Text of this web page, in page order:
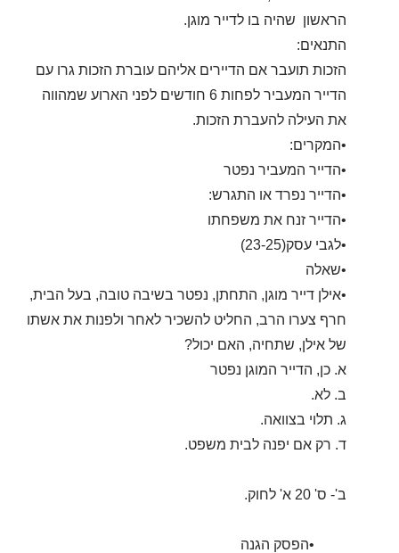
הראשון שהיה בו לדייר מוגן.
התנאים:
הזכות תועבר אם הדיירים אליהם עוברת הזכות גרו עם
הדייר המעביר לפחות 6 חודשים לפני הארוע שמהווה
את העילה להעברת הזכות.
•המקרים:
•הדייר המעביר נפטר
•הדייר נפרד או התגרש:
•הדייר זנח את משפחתו
•לגבי עסק(23-25)
•שאלה
•אילן דייר מוגן, התחתן, נפטר בשיבה טובה, בעל הבית,
חרף צערו הרב, החליט להשכיר לאחר ולפנות את אשתו
של אילן, שתחיה, האם יכול?
א. כן, הדייר המוגן נפטר
ב. לא.
ג. תלוי בצוואה.
ד. רק אם יפנה לבית משפט.
ב'- ס' 20 א' לחוק.
•הפסק הגנה